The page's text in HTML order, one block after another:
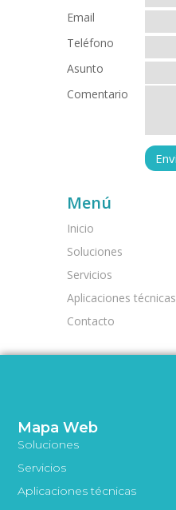
Email
Teléfono
Asunto
Comentario
Menú
Inicio
Soluciones
Servicios
Aplicaciones técnicas
Contacto
Mapa Web
Soluciones
Servicios
Aplicaciones técnicas